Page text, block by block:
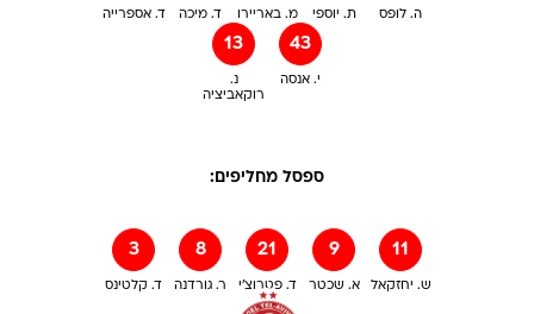
ד. אספרייה ד. מיכה מ. באריירו ת. יוספי ה. לופס
13
נ.
רוקאביציה
43
י. אנסה
ספסל מחליפים:
3
ד. קלטינס
8
ר. גורדנה
21
ד. פטרוצ'י
9
א. שכטר
11
ש. יחזקאל